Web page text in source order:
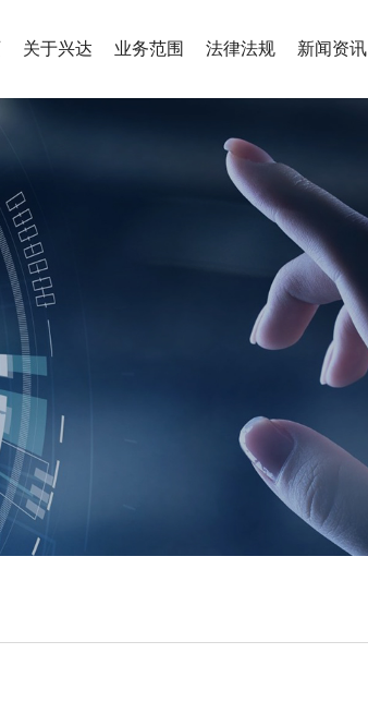
关于兴达 业务范围 法律法规 新闻资讯